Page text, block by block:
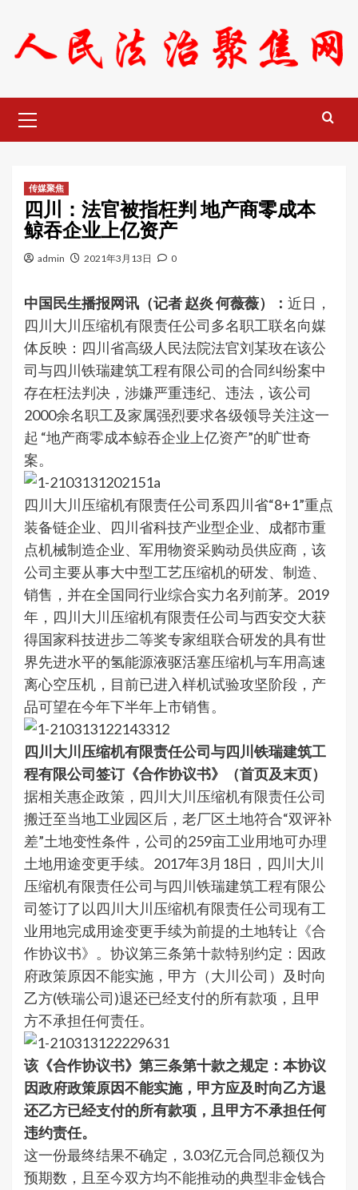
content
Menu
传媒聚焦
四川：法官被指枉判 地产商零成本
鲸吞企业上亿资产
admin 2021年3月13日 0
中国民生播报网讯（记者 赵炎 何薇薇）： 近日，
四川大川压缩机有限责任公司多名职工联名向媒
体反映：四川省高级人民法院法官刘某玫在该公
司与四川铁瑞建筑工程有限公司的合同纠纷案中
存在枉法判决，涉嫌严重违纪、违法，该公司
2000余名职工及家属强烈要求各级领导关注这一
起 “地产商零成本鲸吞企业上亿资产”的旷世奇
案。
四川大川压缩机有限责任公司系四川省“8+1”重点
装备链企业、四川省科技产业型企业、成都市重
点机械制造企业、军用物资采购动员供应商，该
公司主要从事大中型工艺压缩机的研发、制造、
销售，并在全国同行业综合实力名列前茅。2019
年，四川大川压缩机有限责任公司与西安交大获
得国家科技进步二等奖专家组联合研发的具有世
界先进水平的氢能源液驱活塞压缩机与车用高速
离心空压机，目前已进入样机试验攻坚阶段，产
品可望在今年下半年上市销售。
四川大川压缩机有限责任公司与四川铁瑞建筑工
程有限公司签订《合作协议书》（首页及末页）
据相关惠企政策，四川大川压缩机有限责任公司
搬迁至当地工业园区后，老厂区土地符合“双评补
差”土地变性条件，公司的259亩工业用地可办理
土地用途变更手续。2017年3月18日，四川大川
压缩机有限责任公司与四川铁瑞建筑工程有限公
司签订了以四川大川压缩机有限责任公司现有工
业用地完成用途变更手续为前提的土地转让《合
作协议书》。协议第三条第十款特别约定：因政
府政策原因不能实施，甲方（大川公司）及时向
乙方(铁瑞公司)退还已经支付的所有款项，且甲
方不承担任何责任。
该《合作协议书》第三条第十款之规定：本协议
因政府政策原因不能实施，甲方应及时向乙方退
还乙方已经支付的所有款项，且甲方不承担任何
违约责任。
这一份最终结果不确定，3.03亿元合同总额仅为
预期数，且至今双方均不能推动的典型非金钱合